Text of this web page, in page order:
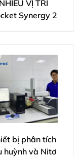
NHIỀU VỊ TRÍ
Synergy 2
bị phân tích
huỳnh và Nitơ